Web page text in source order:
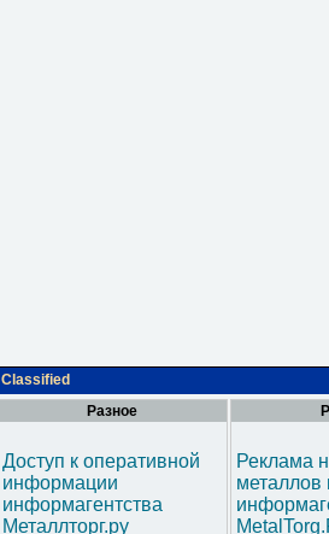
Classified
Разное
Доступ к оперативной
информации
информагентства
Металлторг.ру
Реклама
металлов